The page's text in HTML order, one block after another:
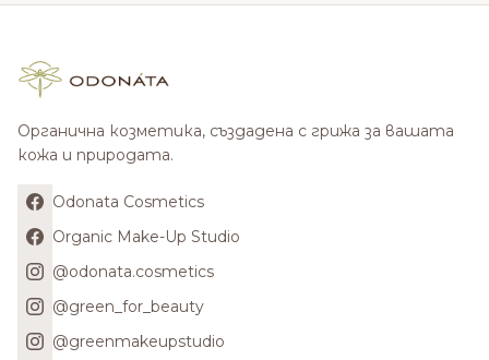
Органична козметика, създадена с грижа за вашата
кожа и природата.
Odonata Cosmetics
Organic Make-Up Studio
@odonata.cosmetics
@green_for_beauty
@greenmakeupstudio